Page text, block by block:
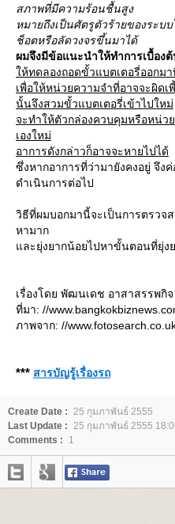
สภาพที่มีความร้อนชื้นสูง
หมายถึงเป็นศัตรูตัวร้ายของระบ
ช็อตหรือลัดวงจรขึ้นมาได้
ผมจึงมีข้อแนะนำให้ทำการเบื้อง
ห้ทดลองถอดขั้วแบตเตอรี่ออกมา
เพื่อให้หน่วยความจำที่อาจจะผิด
นั้นจึงสวมขั้วแบตเตอรี่เข้าไปใหม่
จะทำให้ตัวกล่องควบคุมหรือหน่ว
เองใหม่
อาการดังกล่าวก็อาจจะหายไปได้
ซึ่งหากอาการที่ว่ามายังคงอยู่ จึง
ดำเนินการต่อไป
วิธีที่ผมบอกมานี้จะเป็นการตรวจ
หามาก
ละยุ่งยากน้อยไปหาขั้นตอนที่ยุ่ง
เรื่องโดย พัฒนเดช อาสาสรรพกิจ
ที่มา: //
ภาพจาก: //
*** สารบัญรู้เรื่องรถ
Create Date : 25 กุมภาพันธ์ 2555
Last Update : 25 กุมภาพันธ์ 2555
Comments :
1